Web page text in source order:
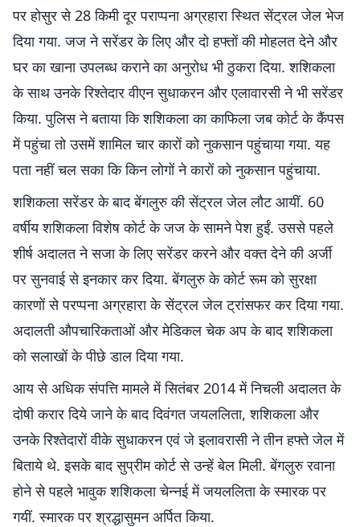
पर होसुर से 28 किमी दूर पराप्पना अग्रहारा स्थित सेंट्रल जेल भेज
दिया गया. जज ने सरेंडर के लिए और दो हफ्तों की मोहलत देने और
घर का खाना उपलब्ध कराने का अनुरोध भी ठुकरा दिया. शशिकला
के साथ उनके रिश्तेदार वीएन सुधाकरन और एलावारसी ने भी सरेंडर
किया. पुलिस ने बताया कि शशिकला का काफिला जब कोर्ट के कैंपस
में पहुंचा तो उसमें शामिल चार कारों को नुकसान पहुंचाया गया. यह
पता नहीं चल सका कि किन लोगों ने कारों को नुकसान पहुंचाया.
शशिकला सरेंडर के बाद बेंगलुरु की सेंट्रल जेल लौट आयीं. 60
वर्षीय शशिकला विशेष कोर्ट के जज के सामने पेश हुईं. उससे पहले
शीर्ष अदालत ने सजा के लिए सरेंडर करने और वक्त देने की अर्जी
पर सुनवाई से इनकार कर दिया. बेंगलुरु के कोर्ट रूम को सुरक्षा
कारणों से परप्पना अग्रहारा के सेंट्रल जेल ट्रांसफर कर दिया गया.
अदालती औपचारिकताओं और मेडिकल चेक अप के बाद शशिकला
को सलाखों के पीछे डाल दिया गया.
आय से अधिक संपत्ति मामले में सितंबर 2014 में निचली अदालत के
दोषी करार दिये जाने के बाद दिवंगत जयललिता, शशिकला और
उनके रिश्तेदारों वीके सुधाकरन एवं जे इलावरासी ने तीन हफ्ते जेल में
बिताये थे. इसके बाद सुप्रीम कोर्ट से उन्हें बेल मिली. बेंगलुरु रवाना
होने से पहले भावुक शशिकला चेन्नई में जयललिता के स्मारक पर
गयीं. स्मारक पर श्रद्धासुमन अर्पित किया.